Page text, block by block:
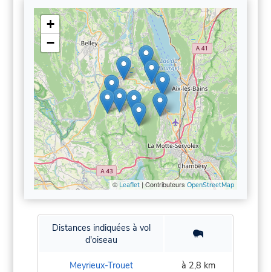
+
−
© Leaflet| Contributeurs OpenStreetMap
Distances indiquées à vol
d'oiseau
Meyrieux-Trouet à 2,8 km